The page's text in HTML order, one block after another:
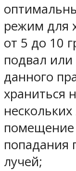
режим для
от 5 до 10
подвал
данного
храниться
попадания
лучей;